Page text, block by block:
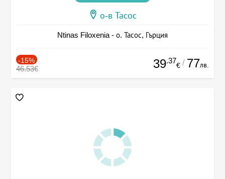
о-в Тасос
Ntinas Filoxenia - о. Тасос, Гърция
-15%
46.53€ 39.37
€ / 77лв.